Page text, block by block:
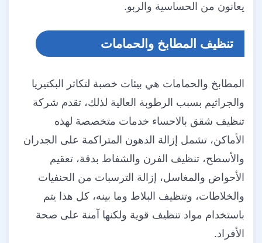
يعانون من الحساسية والربو.
تنظيف المطابخ والحمامات
المطابخ والحمامات هي بيئات خصبة لتكاثر البكتيريا
والجراثيم بسبب الرطوبة العالية لذلك، تقدم شركة
تنظيف شقق بالاحساء خدمات متخصصة لهذه
الأماكن، تشمل إزالة الدهون المتراكمة على الجدران
والأسطح، تنظيف الفرن والشفاط بدقة، تعقيم
الأحواض والمغاسل، إزالة الترسبات من الحنفيات
والخلاطات، وتنظيف البلاط وما بينه، كل هذا يتم
باستخدام مواد تنظيف قوية ولكنها آمنة على صحة
الأفراد.